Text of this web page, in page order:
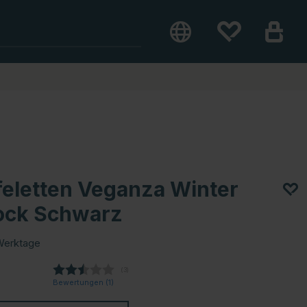
Veganza Winter
Schwarz
Bewertungen (1)